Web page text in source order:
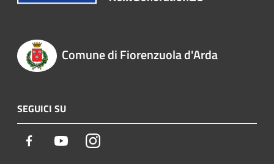
Comune di Fiorenzuola d'Arda
SEGUICI SU
Facebook YoutubeInstagram